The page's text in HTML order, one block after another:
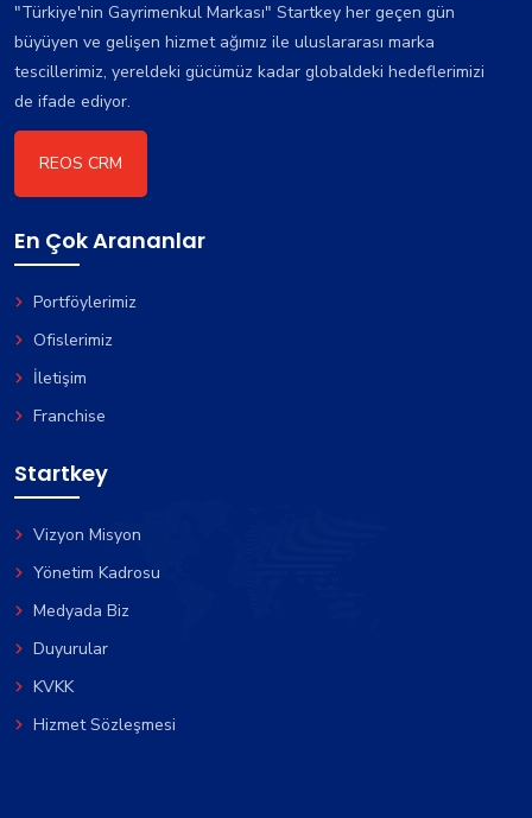
"Türkiye'nin Gayrimenkul Markası" Startkey her geçen gün
büyüyen ve gelişen hizmet ağımız ile uluslararası marka
tescillerimiz, yereldeki gücümüz kadar globaldeki hedeflerimizi
de ifade ediyor.
REOS CRM
En Çok Arananlar
Portföylerimiz
Ofislerimiz
İletişim
Franchise
Startkey
Vizyon Misyon
Yönetim Kadrosu
Medyada Biz
Duyurular
KVKK
Hizmet Sözleşmesi